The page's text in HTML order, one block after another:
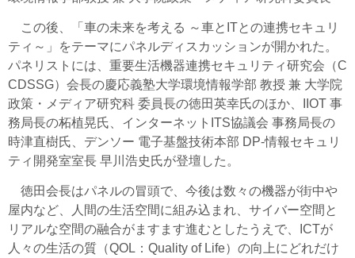
この後、「車の未来を考える ～車とITとの連携セキュリ
ティ～」をテーマにパネルディスカッションが開かれた。
パネリストには、重要生活機器連携セキュリティ研究会（C
CDSSG）会長の慶応義塾大学環境情報学部 教授 兼 大学院
政策・メディア研究科 委員長の徳田英幸氏のほか、IIOT 事
務局長の柘植晃氏、インターネットITS協議会 事務局長の
時津直樹氏、デンソー 電子基盤技術本部 DP-情報セキュリ
ティ開発室室長 早川浩史氏が登壇した。
徳田会長はパネルの冒頭で、今後は数々の機器が街中や
屋内など、人間の生活空間に組み込まれ、サイバー空間と
リアルな空間の融合がますます進むとしたうえで、ICTが
人々の生活の質（QOL：Quality of Life）の向上にどれだけ